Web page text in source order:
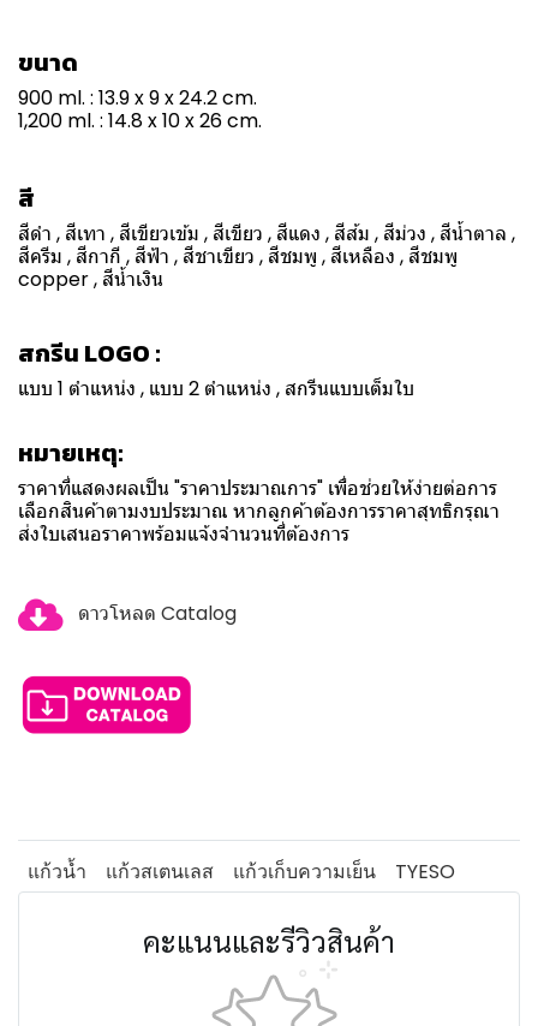
ขนาด
900 ml. : 13.9 x 9 x 24.2 cm.
1,200 ml. : 14.8 x 10 x 26 cm.
สี
สีดำ , สีเทา , สีเขียวเข้ม , สีเขียว , สีแดง , สีส้ม , สีม่วง , สีน้ำตาล ,
สีครีม , สีกากี , สีฟ้า , สีชาเขียว , สีชมพู , สีเหลือง , สีชมพู
copper , สีน้ำเงิน
สกรีน LOGO :
แบบ 1 ตำแหน่ง , แบบ 2 ตำแหน่ง , สกรีนแบบเต็มใบ
หมายเหตุ:
ราคาที่แสดงผลเป็น "ราคาประมาณการ" เพื่อช่วยให้ง่ายต่อการ
เลือกสินค้าตามงบประมาณ หากลูกค้าต้องการราคาสุทธิกรุณา
ส่งใบเสนอราคาพร้อมแจ้งจำนวนที่ต้องการ
ดาวโหลด Catalog
แก้วน้ำ แก้วสเตนเลส แก้วเก็บความเย็น TYESO
คะแนนและรีวิวสินค้า